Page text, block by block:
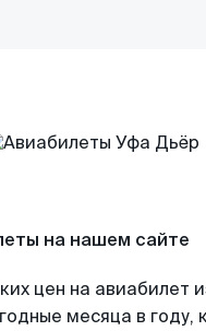
на нашем сайте
цен на авиабилет
месяца в году,